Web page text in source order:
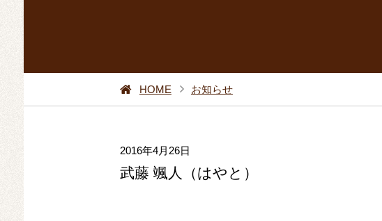
HOME お知らせ
2016年4月26日
武藤 颯人（はやと）